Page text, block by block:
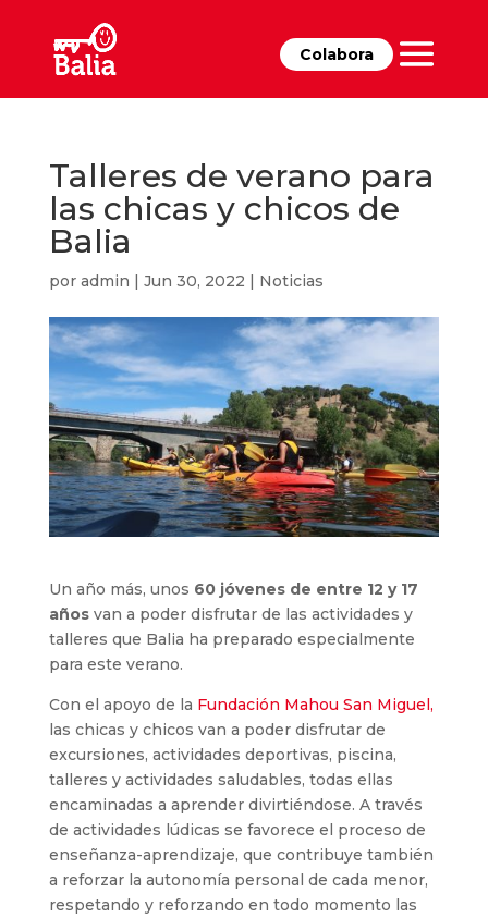
Colabora
Talleres de verano para
las chicas y chicos de
Balia
por admin | Jun 30, 2022 | Noticias
Un año más, unos 60 jóvenes de entre 12 y 17
añosvan a poder disfrutar de las actividades y
talleres que Balia ha preparado especialmente
para este verano.
Con el apoyo de la Fundación Mahou San Miguel,
las chicas y chicos van a poder disfrutar de
excursiones, actividades deportivas, piscina,
talleres y actividades saludables, todas ellas
encaminadas a aprender divirtiéndose. A través
de actividades lúdicas se favorece el proceso de
enseñanza-aprendizaje, que contribuye también
a reforzar la autonomía personal de cada menor,
respetando y reforzando en todo momento las